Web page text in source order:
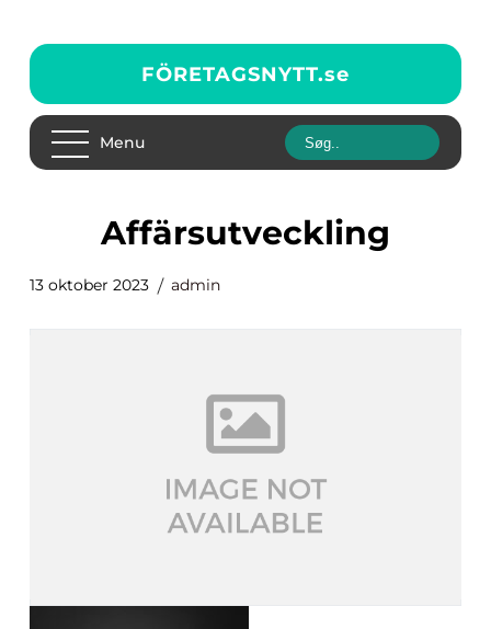
FÖRETAGSNYTT.se
Menu
affärsutveckling
13 oktober 2023 admin